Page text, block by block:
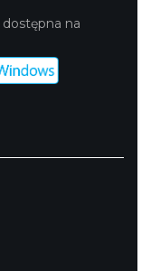
dostępna na